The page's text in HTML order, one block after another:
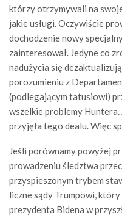
którzy otrzymywali na
jakie usługi. Oczywiście
dochodzenie nowy
zainteresował. Jedyne co
nadużycia się
porozumieniu z
(podlegającym tatusiowi)
wszelkie problemy
przyjęła tego dealu. Więc
Jeśli porównamy powyżej
prowadzeniu śledztwa
przyspieszonym trybem
liczne sądy Trumpowi,
prezydenta Bidena w